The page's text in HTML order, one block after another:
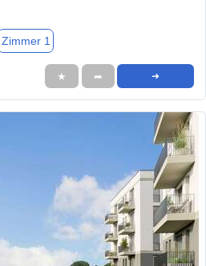
Zimmer 1
★ ➦ ➜